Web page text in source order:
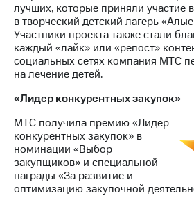
лучших, которые приняли участие
в творческий детский лагерь
Участники проекта также стали
каждый «лайк» или «репост»
социальных сетях компания МТС
на лечение детей.
«Лидер конкурентных закупок»
МТС получила премию «Лидер
конкурентных закупок» в
номинации «Выбор
закупщиков» и специальной
награды «За развитие и
оптимизацию закупочной